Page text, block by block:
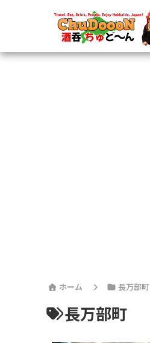
ホーム 長万部町
長万部町